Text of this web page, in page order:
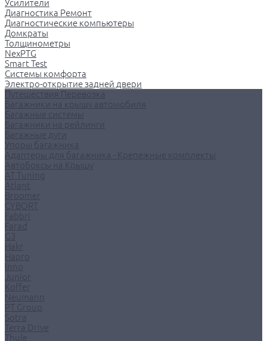
Усилители
Диагностика Ремонт
Диагностические компьютеры
Домкраты
Толщинометры
NexPTG
Smart Test
Системы комфорта
Электро-открытие задней двери
Путешествия Перевозка
Багажники на крышу автомобиля
Багажные системы
Багажники на рейлинги
Багажные дуги
Упоры багажника
Адаптеры для багажника - Крепежные комплекты
Автобоксы на Крышу
AT Tuning
Atlant
Broomer
CYBORT
Fabbri
Farad
G3
Hakr
Hapro
Inno
Junior
Koffer
Neumann
PT Group
Sotra
Terra Drive
Thule